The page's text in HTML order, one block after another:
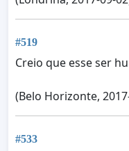
#519
Creio que esse ser
(Belo Horizonte,
#533